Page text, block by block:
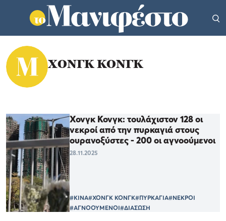
ΧΟΝΓΚ ΚΟΝΓΚ
Χονγκ Κονγκ: τουλάχιστον 128 οι
νεκροί από την πυρκαγιά στους
ουρανοξύστες - 200 οι αγνοούμενοι
28.11.2025
#ΚΙΝΑ#ΧΟΝΓΚ ΚΟΝΓΚ#ΠΥΡΚΑΓΙΑ#ΝΕΚΡΟΙ
#ΑΓΝΟΟΥΜΕΝΟΙ#ΔΙΑΣΩΣΗ